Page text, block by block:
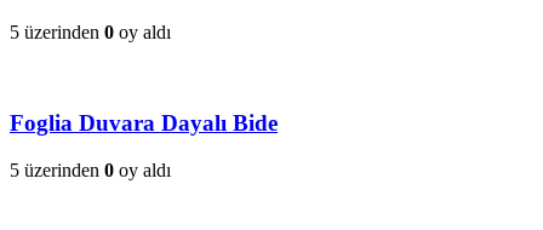
5 üzerinden 0 oy aldı
Foglia Duvara Dayalı Bide
5 üzerinden 0 oy aldı